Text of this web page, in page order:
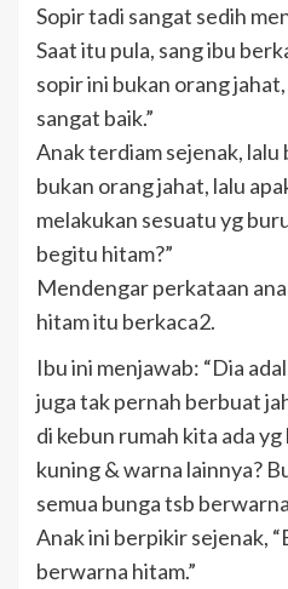
Sopir tadi sangat sedih
Saat itu pula, sang ibu
sopir ini bukan orang
sangat baik.”
Anak terdiam sejenak, lalu
bukan orang jahat, lalu
melakukan sesuatu yg
begitu hitam?”
Mendengar perkataan
hitam itu berkaca2.
Ibu ini menjawab: “Dia
juga tak pernah berbuat
di kebun rumah kita ada
kuning & warna lainnya?
semua bunga tsb
Anak ini berpikir sejenak,
berwarna hitam.”